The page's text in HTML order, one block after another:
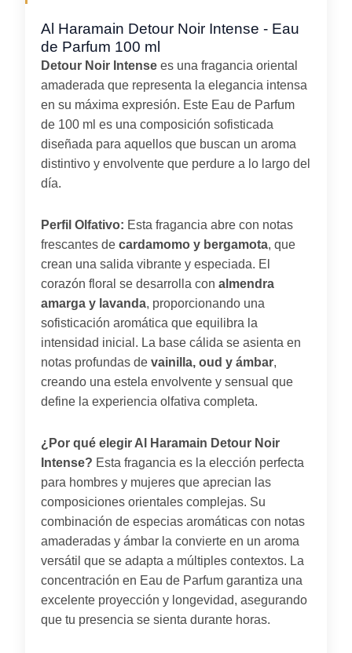
Al Haramain Detour Noir Intense - Eau
de Parfum 100 ml
Detour Noir Intense es una fragancia oriental
amaderada que representa la elegancia intensa
en su máxima expresión. Este Eau de Parfum
de 100 ml es una composición sofisticada
diseñada para aquellos que buscan un aroma
distintivo y envolvente que perdure a lo largo del
día.
Perfil Olfativo: Esta fragancia abre con notas
frescantes de cardamomo y bergamota, que
crean una salida vibrante y especiada. El
corazón floral se desarrolla con almendra
amarga y lavanda, proporcionando una
sofisticación aromática que equilibra la
intensidad inicial. La base cálida se asienta en
notas profundas de vainilla, oud y ámbar,
creando una estela envolvente y sensual que
define la experiencia olfativa completa.
¿Por qué elegir Al Haramain Detour Noir
Intense? Esta fragancia es la elección perfecta
para hombres y mujeres que aprecian las
composiciones orientales complejas. Su
combinación de especias aromáticas con notas
amaderadas y ámbar la convierte en un aroma
versátil que se adapta a múltiples contextos. La
concentración en Eau de Parfum garantiza una
excelente proyección y longevidad, asegurando
que tu presencia se sienta durante horas.